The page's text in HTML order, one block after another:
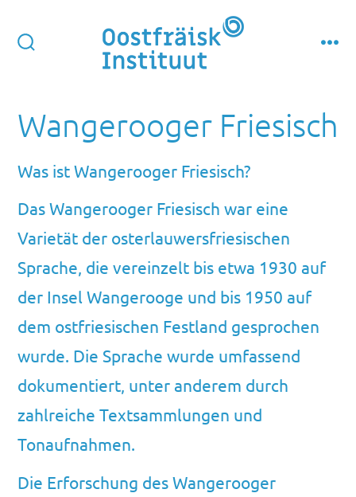
Inhalt
springen
ein-/ausblenden
Wangerooger Friesisch
Was ist Wangerooger Friesisch?
Das Wangerooger Friesisch war eine
Varietät der osterlauwersfriesischen
Sprache, die vereinzelt bis etwa 1930 auf
der Insel Wangerooge und bis 1950 auf
dem ostfriesischen Festland gesprochen
wurde. Die Sprache wurde umfassend
dokumentiert, unter anderem durch
zahlreiche Textsammlungen und
Tonaufnahmen.
Die Erforschung des Wangerooger